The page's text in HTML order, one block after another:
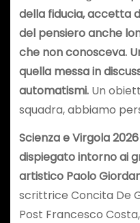
della fiducia, accetta
del pensiero anche
che non conosceva.
quella messa in
automatismi.Un
squadra, abbiamo
Scienza e Virgola
dispiegato intorno ai
artistico Paolo
scrittrice Concita De
Post Francesco